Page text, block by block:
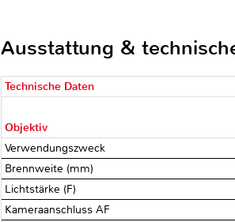
Ausstattung &
Technische Daten
Objektiv
Verwendungszweck
Brennweite (mm)
Lichtstärke (F)
Kameraanschluss AF